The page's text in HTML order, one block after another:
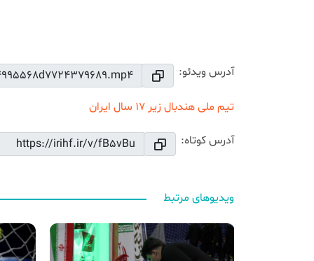
آدرس ویدئو:
تیم ملی هندبال زیر 17 سال ایران
آدرس کوتاه:
ویدیوهای مرتبط